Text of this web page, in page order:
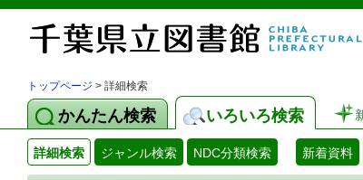
トップページ > 詳細検索
かんたん検索 いろいろ検索
詳細検索 ジャンル検索 NDC分類検索 新着資料